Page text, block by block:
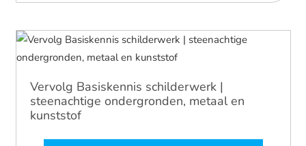
Vervolg Basiskennis schilderwerk |
steenachtige ondergronden, metaal en
kunststof